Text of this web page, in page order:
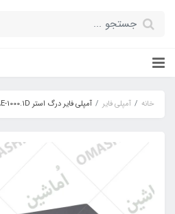
خانه آمپلی فایر آمپلی فایر درگ استر DAE-1000.1D